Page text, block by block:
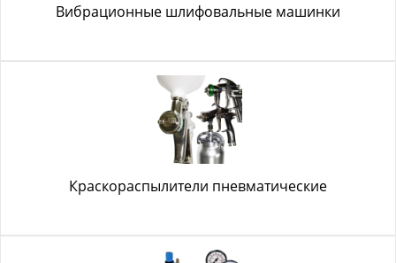
Вибрационные шлифовальные машинки
Краскораспылители пневматические